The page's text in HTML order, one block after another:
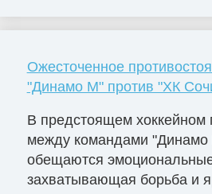
Ожесточенное
"Динамо М" против "ХК
В предстоящем хоккейном
между командами
обещаются
захватывающая борьба и